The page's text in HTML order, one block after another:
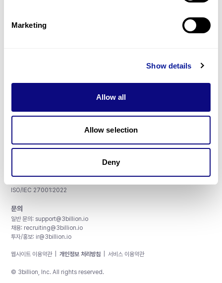
Marketing
Show details
Allow all
Allow selection
Deny
매달 뉴스레터를 통해 최신 블로그 포스트와 소식을 받아보세요.
주식회사 쓰리빌리언
서울특별시 강남구 테헤란로 415, 8층
사업자등록번호: 290-81-00524
대표이사: 금창원
ISO/IEC 27001:2022
문의
일반 문의: support@3billion.io
채용: recruiting@3billion.io
투자/홍보: ir@3billion.io
웹사이트 이용약관 개인정보 처리방침 서비스 이용약관
© 3billion, Inc. All rights reserved.